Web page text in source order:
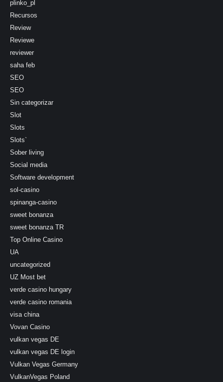
plinko_pl
Recursos
Review
Reviewe
reviewer
saha feb
SEO
SEO
Sin categorizar
Slot
Slots
Slots`
Sober living
Social media
Software development
sol-casino
spinanga-casino
sweet bonanza
sweet bonanza TR
Top Online Casino
UA
uncategorized
UZ Most bet
verde casino hungary
verde casino romania
visa china
Vovan Casino
vulkan vegas DE
vulkan vegas DE login
Vulkan Vegas Germany
VulkanVegas Poland